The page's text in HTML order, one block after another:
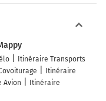
Itinéraire Transports
Itinéraire
Avion
Itinéraire